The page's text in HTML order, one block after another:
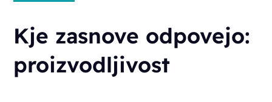
Kje zasnove odpovejo:
proizvodljivost